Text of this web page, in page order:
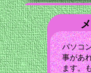
パソコ
事があ
ます。